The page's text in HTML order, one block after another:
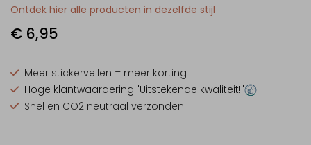
Ontdek hier alle producten in dezelfde stijl
€ 6,95
Meer stickervellen = meer korting
Hoge klantwaardering:"Uitstekende kwaliteit!"
Snel en CO2 neutraal verzonden